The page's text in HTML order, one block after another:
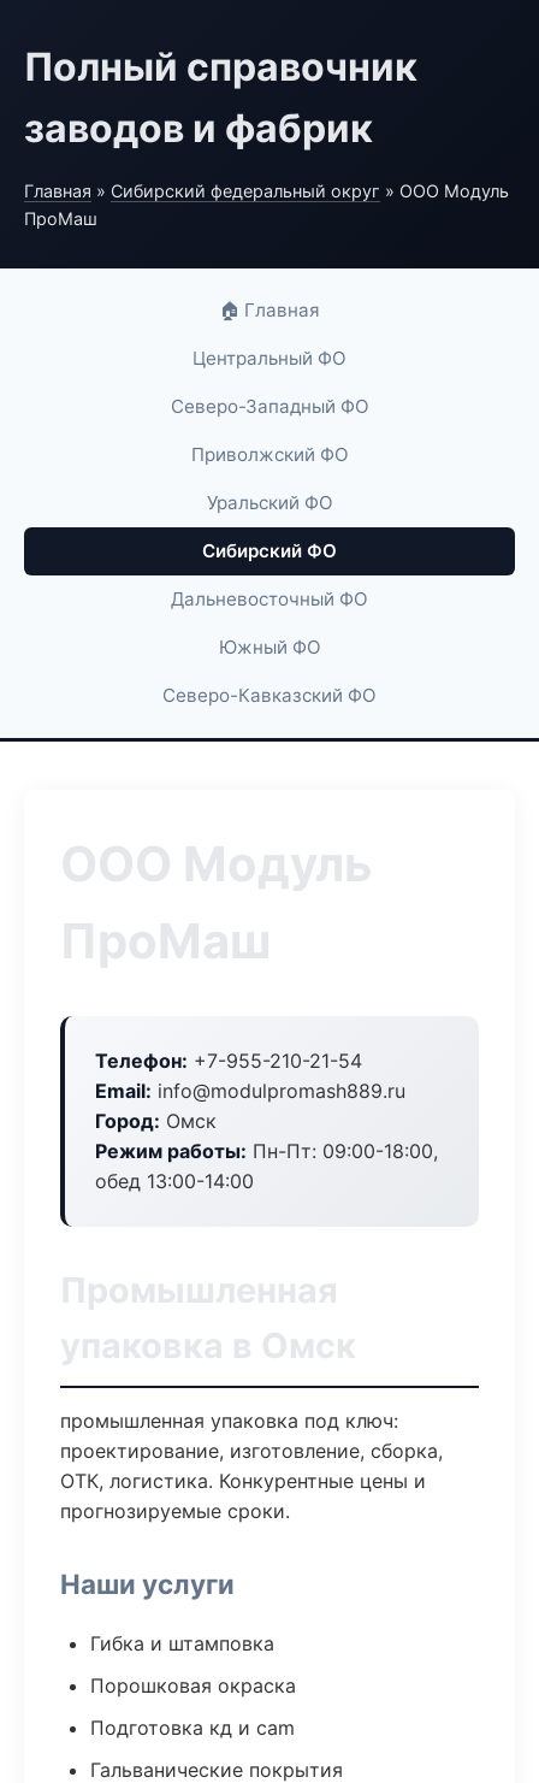
Полный справочник
заводов и фабрик
Главная » Сибирский федеральный округ » ООО Модуль
ПроМаш
🏠 Главная
Центральный ФО
Северо-Западный ФО
Приволжский ФО
Уральский ФО
Сибирский ФО
Дальневосточный ФО
Южный ФО
Северо-Кавказский ФО
ООО Модуль
ПроМаш
Телефон: +7-955-210-21-54
Email: info@modulpromash889.ru
Город: Омск
Режим работы: Пн-Пт: 09:00-18:00,
обед 13:00-14:00
Промышленная
упаковка в Омск
промышленная упаковка под ключ:
проектирование, изготовление, сборка,
ОТК, логистика. Конкурентные цены и
прогнозируемые сроки.
Наши услуги
Гибка и штамповка
Порошковая окраска
Подготовка кд и cam
Гальванические покрытия